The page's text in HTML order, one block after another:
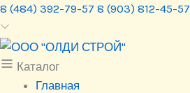
8 (484) 392-79-57 8 (903) 812-45-57
Каталог
Главная